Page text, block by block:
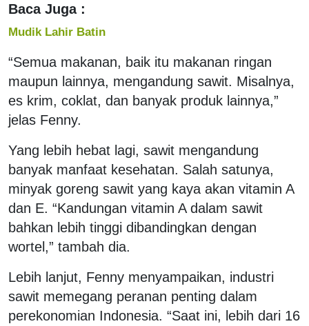
Baca Juga :
Mudik Lahir Batin
“Semua makanan, baik itu makanan ringan
maupun lainnya, mengandung sawit. Misalnya,
es krim, coklat, dan banyak produk lainnya,”
jelas Fenny.
Yang lebih hebat lagi, sawit mengandung
banyak manfaat kesehatan. Salah satunya,
minyak goreng sawit yang kaya akan vitamin A
dan E. “Kandungan vitamin A dalam sawit
bahkan lebih tinggi dibandingkan dengan
wortel,” tambah dia.
Lebih lanjut, Fenny menyampaikan, industri
sawit memegang peranan penting dalam
perekonomian Indonesia. “Saat ini, lebih dari 16